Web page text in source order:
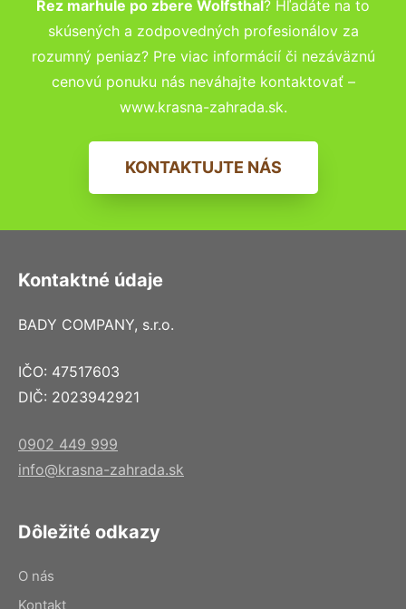
Rez marhule po zbere Wolfsthal? Hľadáte na to
skúsených a zodpovedných profesionálov za
rozumný peniaz? Pre viac informácií či nezáväznú
cenovú ponuku nás neváhajte kontaktovať –
www.krasna-zahrada.sk.
KONTAKTUJTE NÁS
Kontaktné údaje
BADY COMPANY, s.r.o.
IČO: 47517603
DIČ: 2023942921
0902 449 999
info@krasna-zahrada.sk
Dôležité odkazy
O nás
Kontakt